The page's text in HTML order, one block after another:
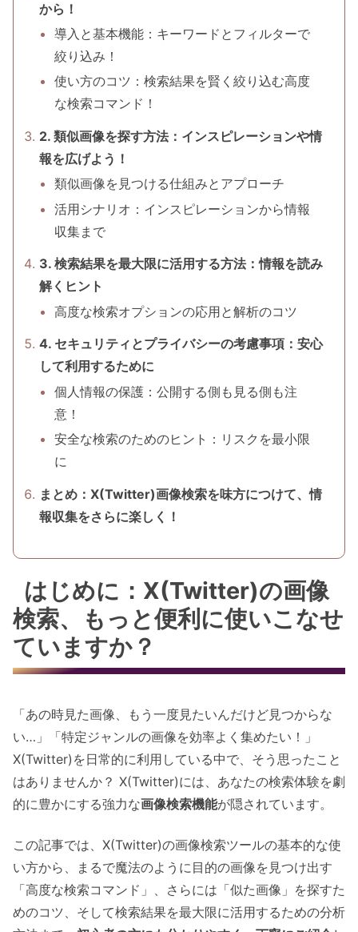
から！
導入と基本機能：キーワードとフィルターで
絞り込み！
使い方のコツ：検索結果を賢く絞り込む高度
な検索コマンド！
2. 類似画像を探す方法：インスピレーションや情
報を広げよう！
類似画像を見つける仕組みとアプローチ
活用シナリオ：インスピレーションから情報
収集まで
3. 検索結果を最大限に活用する方法：情報を読み
解くヒント
高度な検索オプションの応用と解析のコツ
4. セキュリティとプライバシーの考慮事項：安心
して利用するために
個人情報の保護：公開する側も見る側も注
意！
安全な検索のためのヒント：リスクを最小限
に
まとめ：X(Twitter)画像検索を味方につけて、情
報収集をさらに楽しく！
はじめに：X(Twitter)の画像
検索、もっと便利に使いこなせ
ていますか？
「あの時見た画像、もう一度見たいんだけど見つからな
い…」「特定ジャンルの画像を効率よく集めたい！」
X(Twitter)を日常的に利用している中で、そう思ったこと
はありませんか？ X(Twitter)には、あなたの検索体験を劇
的に豊かにする強力な画像検索機能が隠されています。
この記事では、X(Twitter)の画像検索ツールの基本的な使
い方から、まるで魔法のように目的の画像を見つけ出す
「高度な検索コマンド」、さらには「似た画像」を探すた
めのコツ、そして検索結果を最大限に活用するための分析